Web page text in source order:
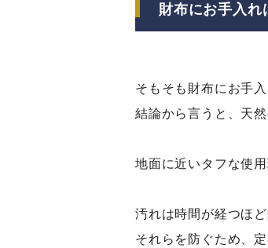
財布にお手入れ
そもそも財布にお手
結論から言うと、天
地面に近いタフな使
汚れは時間が経つほ
それらを防ぐため、